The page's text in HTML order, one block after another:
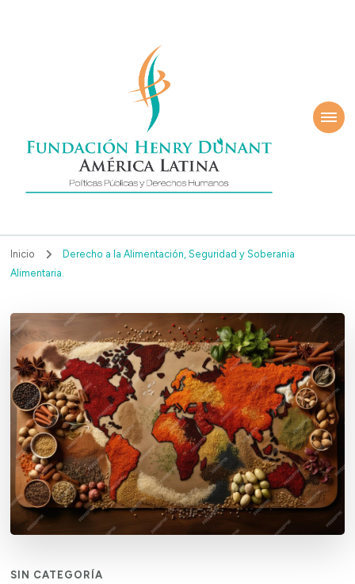
Henry
América Latina
Inicio
Derecho a la Alimentación, Seguridad y Soberania
Alimentaria.
SIN CATEGORÍA